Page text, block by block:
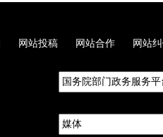
网站投稿 网站合作 网站